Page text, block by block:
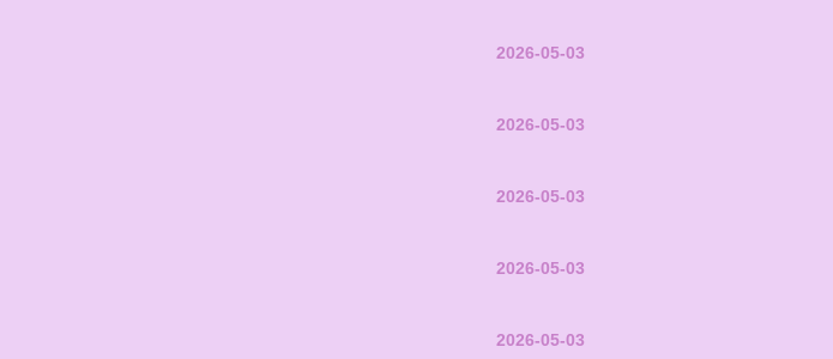
2026-05-03
2026-05-03
2026-05-03
2026-05-03
2026-05-03